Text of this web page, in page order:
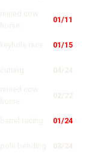
reined cow
horse
01/11
keyhole race 01/15
cutting 04/24
reined cow
horse
02/22
barrel racing 01/24
pole bending 03/24